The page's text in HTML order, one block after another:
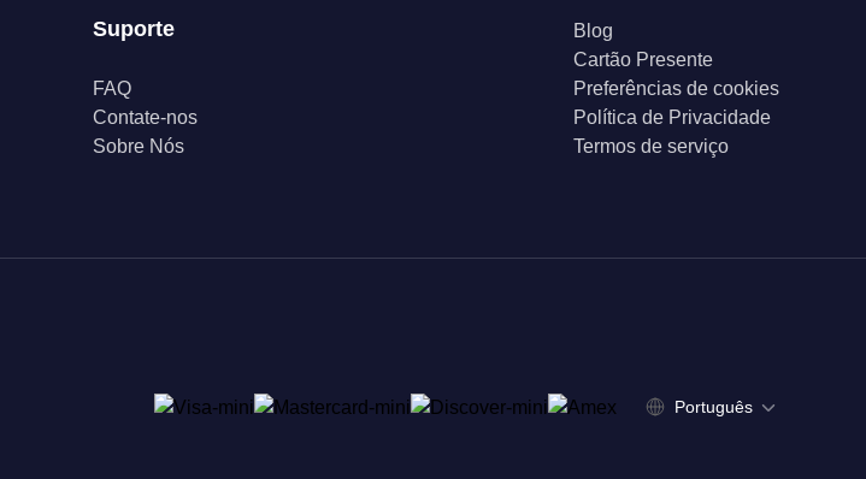
Suporte
FAQ
Contate-nos
Sobre Nós
Blog
Cartão Presente
Preferências de cookies
Política de Privacidade
Termos de serviço
Português